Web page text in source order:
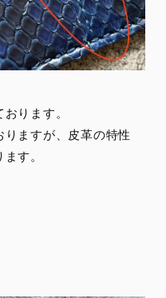
ります。
ますが、皮革の特性
す。